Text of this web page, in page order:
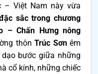
– Việt Nam này vừa
sắc trong chương
– Chấn Hưng nông
thônTrúc Sơnêm
bước giữa những
cổ kính, những chiếc